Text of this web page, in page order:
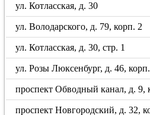
ул. Котласская, д. 30
ул. Володарского, д. 79, корп. 2
ул. Котласская, д. 30, стр. 1
ул. Розы Люксенбург, д. 46, корп.
проспект Обводный канал, д. 9,
проспект Новгородский, д. 32,